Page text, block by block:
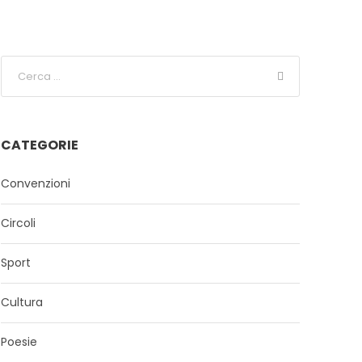
CATEGORIE
Convenzioni
Circoli
Sport
Cultura
Poesie